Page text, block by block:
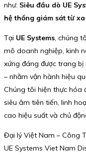
như: Siêu đầu dò UE
hệ thống giám sát từ xa
Tại UE Systems, chúng
mô doanh nghiệp, kinh
xứng đáng được trang
– nhằm vận hành hiệu
Chúng tôi hiện thực hóa
siêu âm tiên tiến, linh
cao hiệu suất và chủ
Đại lý Việt Nam – Công
UE Systems Viet Nam